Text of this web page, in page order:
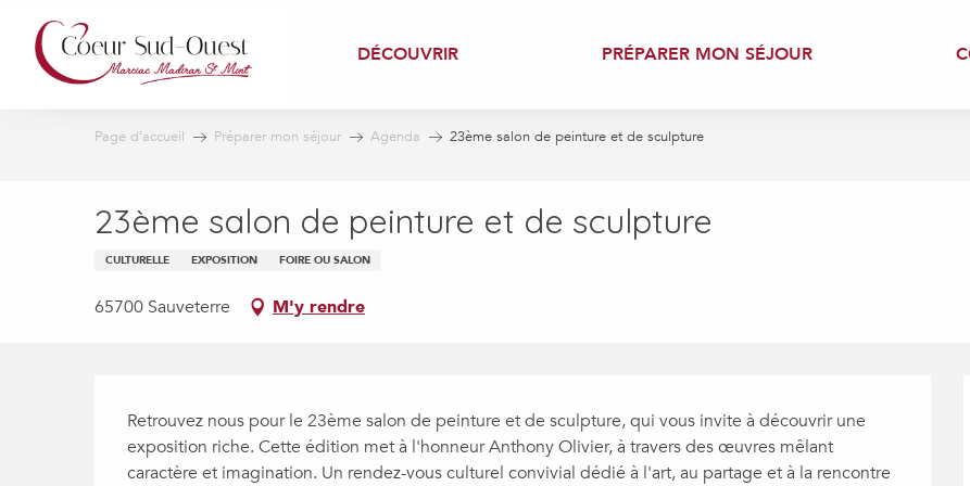
contenu
principal
DÉCOUVRIR PRÉPARER MON SÉJOUR
Page d’accueil Préparer mon séjour Agenda 23ème salon de peinture et de sculpture
23ème salon de peinture et de sculpture
CULTURELLE EXPOSITION FOIRE OU SALON
65700 Sauveterre M'y rendre
Description
Retrouvez nous pour le 23ème salon de peinture et de sculpture, qui vous invite à découvrir une
exposition riche. Cette édition met à l'honneur Anthony Olivier, à travers des œuvres mêlant
caractère et imagination. Un rendez-vous culturel convivial dédié à l'art, au partage et à la rencontre